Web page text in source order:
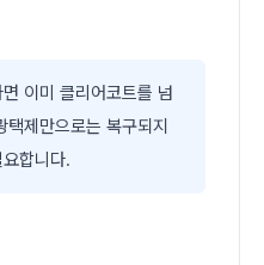
이미 클리어코트를 넘
제만으로는 복구되지
합니다.